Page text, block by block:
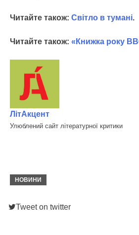
Читайте також: Світло в тумані.
Читайте також: «Книжка року
ЛітАкцент
Улюблений сайт літературної критики
НОВИНИ
Tweet on twitter